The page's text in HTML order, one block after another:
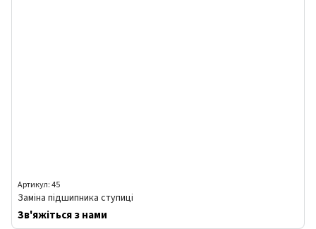
Артикул: 45
Заміна підшипника ступиці
Зв'яжіться з нами